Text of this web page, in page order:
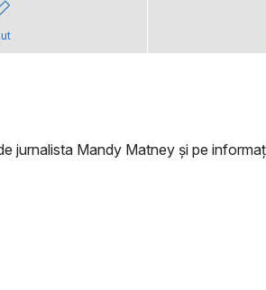
jurnalista Mandy Matney și pe